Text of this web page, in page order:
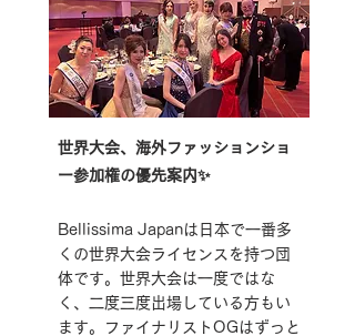
世界大会、海外ファッションショ
ー参加権の優先案内✨
Bellissima Japanは日本で一番多
くの世界大会ライセンスを持つ団
体です。世界大会は一度ではな
く、二度三度出場している方もい
ます。​ファイナリストOGはずっと